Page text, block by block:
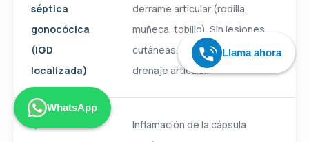
séptica
gonocócica
(IGD
localizada)
derrame articular (rodilla,
muñeca, tobillo). Sin lesiones
cutáneas. Hospitalización +
drenaje articular.
Inflamación de la cápsula
WhatsApp
Llama ahora